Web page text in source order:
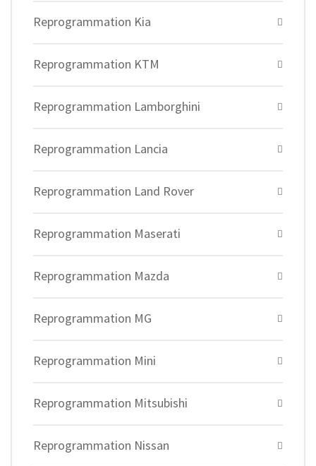
Reprogrammation Kia
Reprogrammation KTM
Reprogrammation Lamborghini
Reprogrammation Lancia
Reprogrammation Land Rover
Reprogrammation Maserati
Reprogrammation Mazda
Reprogrammation MG
Reprogrammation Mini
Reprogrammation Mitsubishi
Reprogrammation Nissan